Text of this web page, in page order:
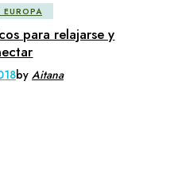
EUROPA
para relajarse y
by Aitana